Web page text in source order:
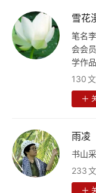
雪花
笔名
会会
学作
130
雨凌
书山
233